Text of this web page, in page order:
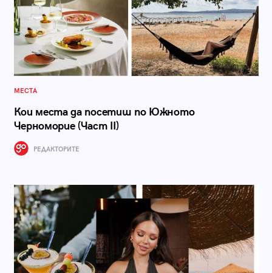
МЕСТА
Кои места да посетиш по Южното
Черноморие (Част II)
РЕДАКТОРИТЕ